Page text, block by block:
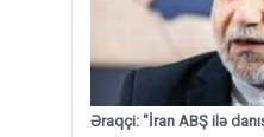
Əraqçi: "İran ABŞ ilə